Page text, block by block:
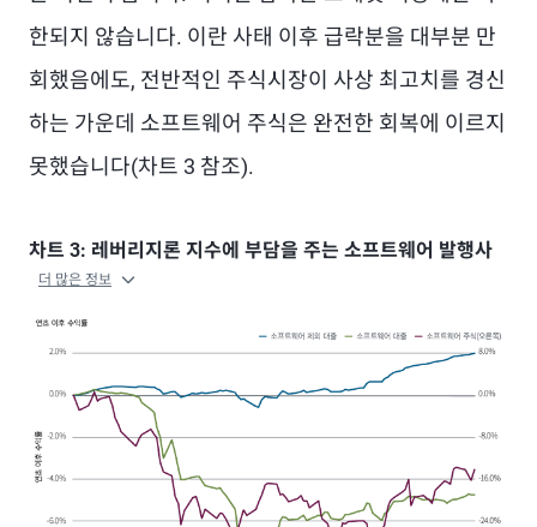
한되지 않습니다. 이란 사태 이후 급락분을 대부분 만
회했음에도, 전반적인 주식시장이 사상 최고치를 경신
하는 가운데 소프트웨어 주식은 완전한 회복에 이르지
못했습니다(차트 3 참조).
차트 3: 레버리지론 지수에 부담을 주는 소프트웨어 발행사
더 많은 정보